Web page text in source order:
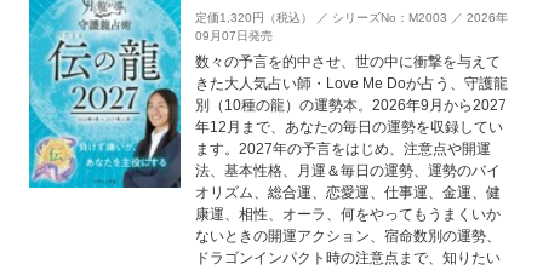
定価1,320円（税込） ／ シリーズNo：M2003 ／ 2026年
09月07日発売
数々の予言を的中させ、世の中に衝撃を与えて
きた大人気占い師・Love Me Doが占う、守護龍
別（10種の龍）の運勢本。2026年9月から2027
年12月まで、あなたの毎日の運勢を収録してい
ます。2027年の予言をはじめ、注意点や開運
法、基本性格、月運＆毎日の運勢、運勢のバイ
オリズム、総合運、恋愛運、仕事運、金運、健
康運、相性、オーラ、何をやってもうまくいか
ないときの開運アクション、宿命数別の運勢、
ドラゴンインパクト時の注意点まで、知りたい